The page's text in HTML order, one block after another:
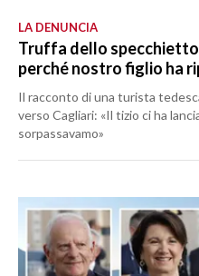
LA DENUNCIA
Truffa dello specchietto
perché nostro figlio ha
Il racconto di una turista
verso Cagliari: «Il tizio ci ha
sorpassavamo»